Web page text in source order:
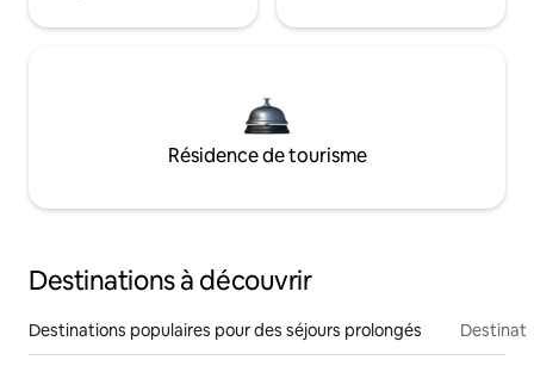
Résidence de tourisme
Destinations à découvrir
Destinations populaires pour des séjours prolongés